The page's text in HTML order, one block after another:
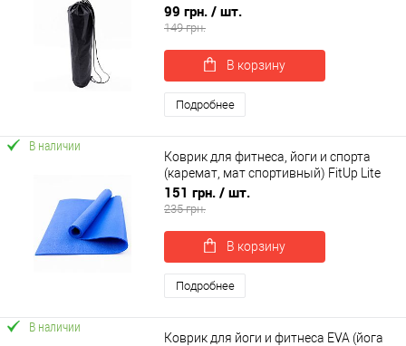
OSPORT 13 см (OF-0236)
99 грн. / шт.
149 грн.
В корзину
Подробнее
В наличии
Коврик для фитнеса, йоги и спорта
(каремат, мат спортивный) FitUp Lite
5мм (F-00008)
151 грн. / шт.
235 грн.
В корзину
Подробнее
В наличии
Коврик для йоги и фитнеса EVA (йога